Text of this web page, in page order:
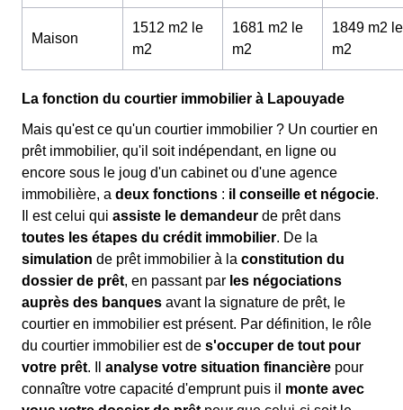
Maison
1512 m2 le
m2
1681 m2 le
m2
1849 m2 le
m2
La fonction du courtier immobilier à Lapouyade
Mais qu'est ce qu'un courtier immobilier ? Un courtier en
prêt immobilier, qu'il soit indépendant, en ligne ou
encore sous le joug d'un cabinet ou d'une agence
immobilière, a deux fonctions : il conseille et négocie.
Il est celui qui assiste le demandeur de prêt dans
toutes les étapes du crédit immobilier. De la
simulation de prêt immobilier à la constitution du
dossier de prêt, en passant par les négociations
auprès des banques avant la signature de prêt, le
courtier en immobilier est présent. Par définition, le rôle
du courtier immobilier est de s'occuper de tout pour
votre prêt. Il analyse votre situation financière pour
connaître votre capacité d'emprunt puis il monte avec